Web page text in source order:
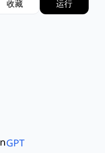
收藏 运行